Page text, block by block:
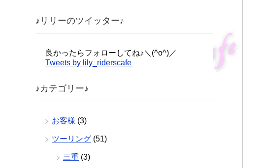
♪リリーのツイッター♪
良かったらフォローしてね♪＼(^o^)／
Tweets by lily_riderscafe
♪カテゴリー♪
お客様 (3)
ツーリング (51)
三重 (3)